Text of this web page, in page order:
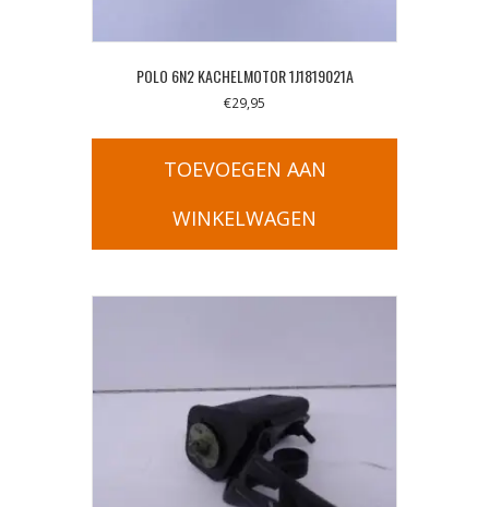
POLO 6N2 KACHELMOTOR 1J1819021A
€29,95
TOEVOEGEN AAN
WINKELWAGEN